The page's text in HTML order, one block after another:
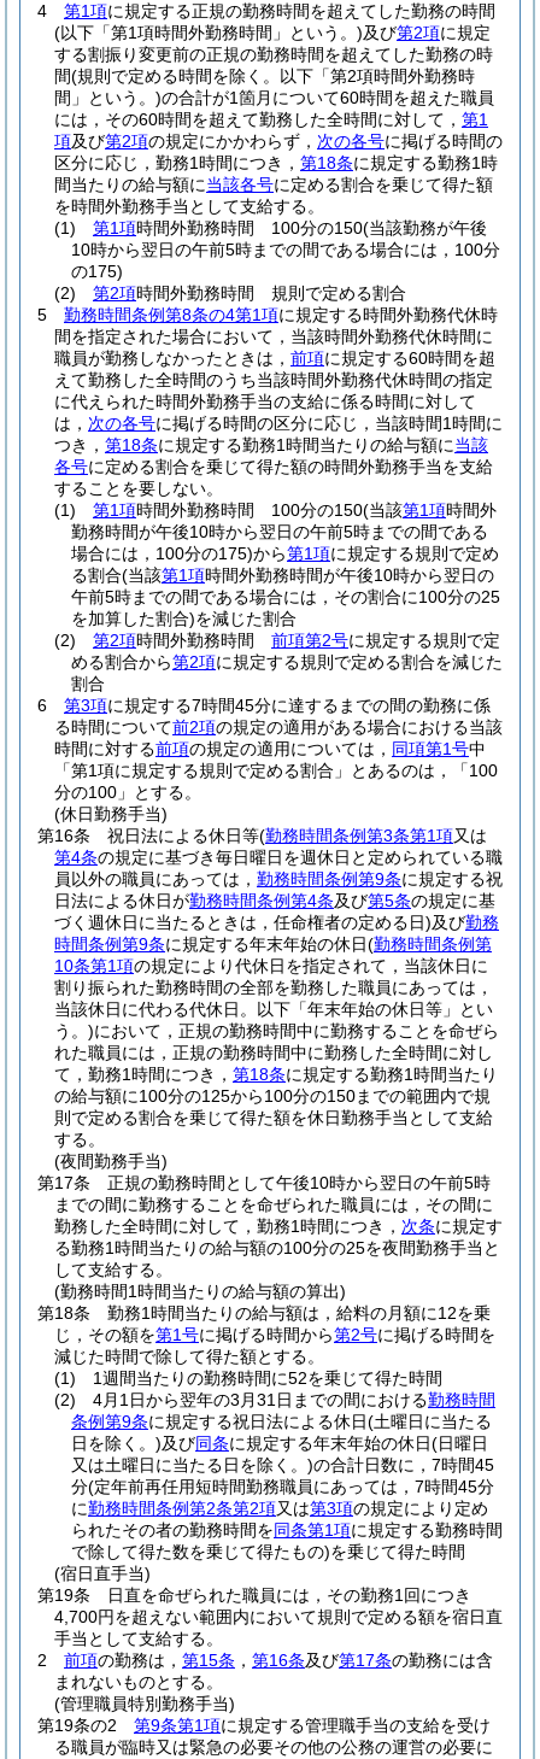
4
第1項に規定する正規の勤務時間を超えてした勤務の時間
(以下「第1項時間外勤務時間」という。)及び第2項に規定
する割振り変更前の正規の勤務時間を超えてした勤務の時
間(規則で定める時間を除く。以下「第2項時間外勤務時
間」という。)の合計が1箇月について60時間を超えた職員
には，その60時間を超えて勤務した全時間に対して， 第1
項及び第2項の規定にかかわらず， 次の各号に掲げる時間の
区分に応じ，勤務1時間につき， 第18条に規定する勤務1時
間当たりの給与額に当該各号に定める割合を乗じて得た額
を時間外勤務手当として支給する。
(1)
第1項時間外勤務時間 100分の150(当該勤務が午後
10時から翌日の午前5時までの間である場合には，100分
の175)
(2)
第2項時間外勤務時間 規則で定める割合
5
勤務時間条例第8条の4第1項に規定する時間外勤務代休時
間を指定された場合において，当該時間外勤務代休時間に
職員が勤務しなかったときは， 前項に規定する60時間を超
えて勤務した全時間のうち当該時間外勤務代休時間の指定
に代えられた時間外勤務手当の支給に係る時間に対して
は， 次の各号に掲げる時間の区分に応じ，当該時間1時間に
つき， 第18条に規定する勤務1時間当たりの給与額に当該
各号に定める割合を乗じて得た額の時間外勤務手当を支給
することを要しない。
(1)
第1項時間外勤務時間 100分の150(当該第1項時間外
勤務時間が午後10時から翌日の午前5時までの間である
場合には，100分の175)から第1項に規定する規則で定め
る割合(当該第1項時間外勤務時間が午後10時から翌日の
午前5時までの間である場合には，その割合に100分の25
を加算した割合)を減じた割合
(2)
第2項時間外勤務時間 前項第2号に規定する規則で定
める割合から第2項に規定する規則で定める割合を減じた
割合
6
第3項に規定する7時間45分に達するまでの間の勤務に係
る時間について前2項の規定の適用がある場合における当該
時間に対する前項の規定の適用については， 同項第1号中
「第1項に規定する規則で定める割合」とあるのは，「100
分の100」とする。
(休日勤務手当)
第16条
祝日法による休日等(勤務時間条例第3条第1項又は
第4条の規定に基づき毎日曜日を週休日と定められている職
員以外の職員にあっては， 勤務時間条例第9条に規定する祝
日法による休日が勤務時間条例第4条及び第5条の規定に基
づく週休日に当たるときは，任命権者の定める日)及び勤務
時間条例第9条に規定する年末年始の休日(勤務時間条例第
10条第1項の規定により代休日を指定されて，当該休日に
割り振られた勤務時間の全部を勤務した職員にあっては，
当該休日に代わる代休日。以下「年末年始の休日等」とい
う。)において，正規の勤務時間中に勤務することを命ぜら
れた職員には，正規の勤務時間中に勤務した全時間に対し
て，勤務1時間につき， 第18条に規定する勤務1時間当たり
の給与額に100分の125から100分の150までの範囲内で規
則で定める割合を乗じて得た額を休日勤務手当として支給
する。
(夜間勤務手当)
第17条
正規の勤務時間として午後10時から翌日の午前5時
までの間に勤務することを命ぜられた職員には，その間に
勤務した全時間に対して，勤務1時間につき， 次条に規定す
る勤務1時間当たりの給与額の100分の25を夜間勤務手当と
して支給する。
(勤務時間1時間当たりの給与額の算出)
第18条
勤務1時間当たりの給与額は，給料の月額に12を乗
じ，その額を第1号に掲げる時間から第2号に掲げる時間を
減じた時間で除して得た額とする。
(1)
1週間当たりの勤務時間に52を乗じて得た時間
(2)
4月1日から翌年の3月31日までの間における勤務時間
条例第9条に規定する祝日法による休日(土曜日に当たる
日を除く。)及び同条に規定する年末年始の休日(日曜日
又は土曜日に当たる日を除く。)の合計日数に，7時間45
分(定年前再任用短時間勤務職員にあっては，7時間45分
に勤務時間条例第2条第2項又は第3項の規定により定め
られたその者の勤務時間を同条第1項に規定する勤務時間
で除して得た数を乗じて得たもの)を乗じて得た時間
(宿日直手当)
第19条
日直を命ぜられた職員には，その勤務1回につき
4,700円を超えない範囲内において規則で定める額を宿日直
手当として支給する。
2
前項の勤務は， 第15条 ， 第16条及び第17条の勤務には含
まれないものとする。
(管理職員特別勤務手当)
第19条の2
第9条第1項に規定する管理職手当の支給を受け
る職員が臨時又は緊急の必要その他の公務の運営の必要に